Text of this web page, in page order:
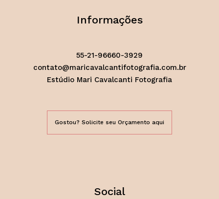
Informações
55-21-96660-3929
contato@maricavalcantifotografia.com.br
Estúdio Mari Cavalcanti Fotografia
Gostou? Solicite seu Orçamento aqui
Social